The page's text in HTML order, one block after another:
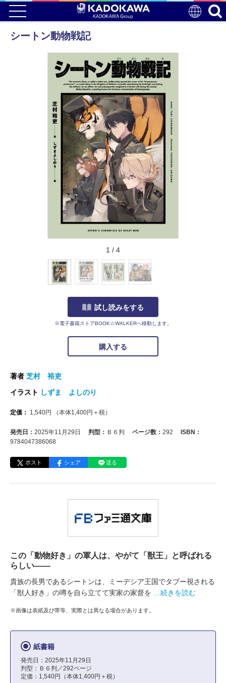
シートン動物戦記
1 / 4
試し読みをする
※電子書籍ストアBOOK☆WALKERへ移動します。
購入する
著者 芝村 裕吏
イラスト しずま よしのり
定価： 1,540円 （本体1,400円＋税）
発売日： 2025年11月29日 判型： Ｂ６判 ページ数： 292
ISBN：
9784047386068
ポスト シェア 送る
この「動物好き」の軍人は、やがて「獣王」と呼ばれる
らしい――
貴族の長男であるシートンは、ミーデシア王国でタブー視される
「獣人好き」の噂を自ら立てて実家の家督を
…続きを読む
※画像は表紙及び帯等、実際とは異なる場合があります。
紙書籍
発売日：2025年11月29日
判型：Ｂ６判／292ページ
定価：1,540円（本体1,400円＋税）